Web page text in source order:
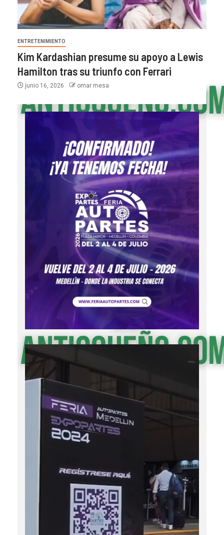
ENTRETENIMIENTO
Kim Kardashian presume su apoyo a Lewis
Hamilton tras su triunfo con Ferrari
junio 16, 2026 omar mesa